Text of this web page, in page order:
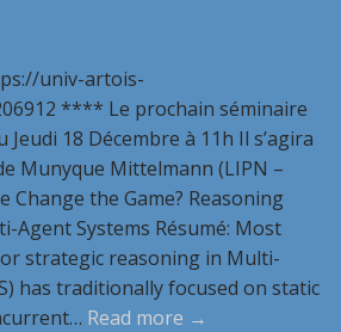
univ-artois-
**** Le prochain séminaire
Jeudi 18 Décembre à 11h Il s’agira
Munyque Mittelmann (LIPN –
Change the Game? Reasoning
Agent Systems Résumé: Most
strategic reasoning in Multi-
has traditionally focused on static
Read more →